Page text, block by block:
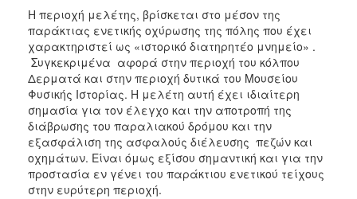
Η περιοχή μελέτης, βρίσκεται στο μέσον της
παράκτιας ενετικής οχύρωσης της πόλης που έχει
χαρακτηριστεί ως «ιστορικό διατηρητέο μνημείο» .
Συγκεκριμένα αφορά στην περιοχή του κόλπου
Δερματά και στην περιοχή δυτικά του Μουσείου
Φυσικής Ιστορίας. Η μελέτη αυτή έχει ιδιαίτερη
σημασία για τον έλεγχο και την αποτροπή της
διάβρωσης του παραλιακού δρόμου και την
εξασφάλιση της ασφαλούς διέλευσης πεζών και
οχημάτων. Είναι όμως εξίσου σημαντική και για την
προστασία εν γένει του παράκτιου ενετικού τείχους
στην ευρύτερη περιοχή.